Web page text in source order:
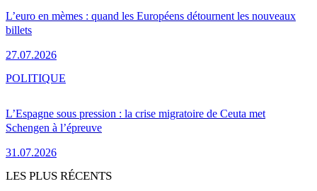
L’euro en mèmes : quand les Européens détournent les nouveaux
billets
27.07.2026
L’Espagne sous pression : la crise migratoire de Ceuta met
Schengen à l’épreuve
31.07.2026
POLITIQUE
LES PLUS RÉCENTS